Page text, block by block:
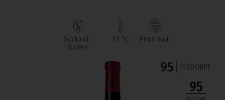
Südtirol
Italien
13 °C Pinot Noir